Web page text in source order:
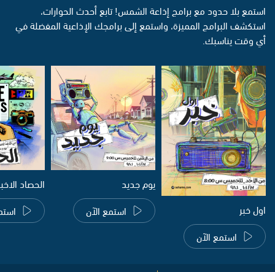
استمع بلا حدود مع برامج إذاعة الشمس! تابع أحدث الحوارات،
استكشف البرامج المميزة، واستمع إلى برامجك الإذاعية المفضلة في
أي وقت يناسبك.
اول خبر
استمع الآن
يوم جديد
استمع الآن
الحصاد